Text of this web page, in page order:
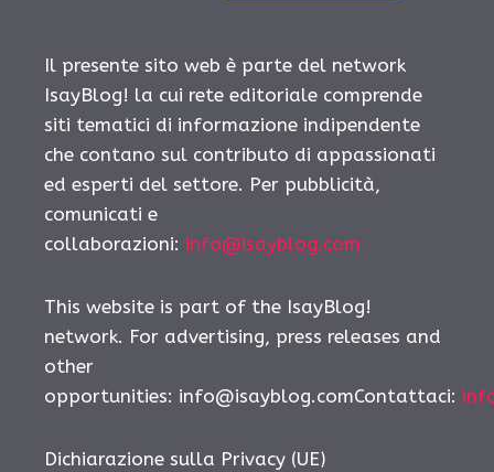
Il presente sito web è parte del network
IsayBlog! la cui rete editoriale comprende
siti tematici di informazione indipendente
che contano sul contributo di appassionati
ed esperti del settore. Per pubblicità,
comunicati e
collaborazioni: info@isayblog.com
This website is part of the IsayBlog!
network. For advertising, press releases and
other
opportunities: info@isayblog.comContattaci:
Dichiarazione sulla Privacy (UE)